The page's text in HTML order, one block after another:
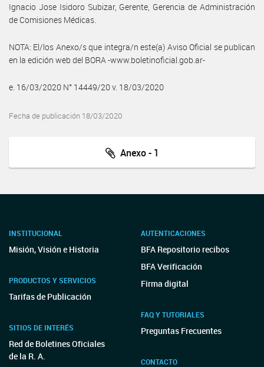
Ignacio Jose Isidoro Subizar, Gerente, Gerencia de Administración
de Comisiones Médicas.
NOTA: El/los Anexo/s que integra/n este(a) Aviso Oficial se publican
en la edición web del BORA -www.boletinoficial.gob.ar-
e. 16/03/2020 N° 14449/20 v. 18/03/2020
Fecha de publicación 18/03/2020
Anexo - 1
INSTITUCIONAL
Misión, Visión e Historia
PRODUCTOS Y SERVICIOS
Tarifas de Publicación
SITIOS DE INTERÉS
Red de Boletines Oficiales
de la R. A.
AUTENTICACIONES
BFA Repositorio recibos
BFA Verificación
Firma digital
FAQ Y TUTORIALES
Preguntas Frecuentes
CONTACTO